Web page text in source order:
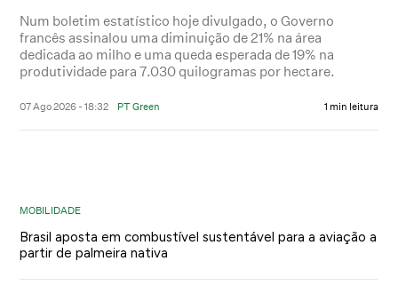
Num boletim estatístico hoje divulgado, o Governo
francês assinalou uma diminuição de 21% na área
dedicada ao milho e uma queda esperada de 19% na
produtividade para 7.030 quilogramas por hectare.
07 Ago 2026 - 18:32 PT Green 1 min leitura
MOBILIDADE
Brasil aposta em combustível sustentável para a aviação a
partir de palmeira nativa